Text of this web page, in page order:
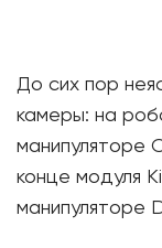
До сих пор
камеры: на
манипуляторе
конце модуля
манипуляторе